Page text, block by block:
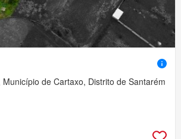
Município de Cartaxo, Distrito de Santarém